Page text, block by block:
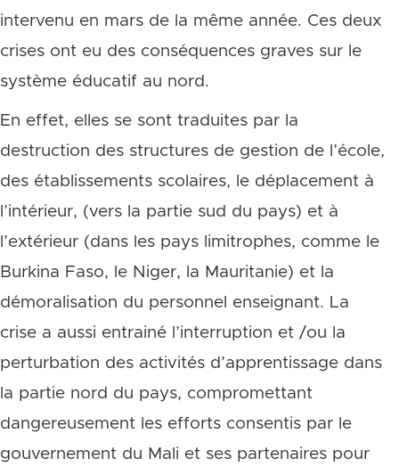
intervenu en mars de la même année. Ces deux
crises ont eu des conséquences graves sur le
système éducatif au nord.
En effet, elles se sont traduites par la
destruction des structures de gestion de l’école,
des établissements scolaires, le déplacement à
l’intérieur, (vers la partie sud du pays) et à
l’extérieur (dans les pays limitrophes, comme le
Burkina Faso, le Niger, la Mauritanie) et la
démoralisation du personnel enseignant. La
crise a aussi entrainé l’interruption et /ou la
perturbation des activités d’apprentissage dans
la partie nord du pays, compromettant
dangereusement les efforts consentis par le
gouvernement du Mali et ses partenaires pour